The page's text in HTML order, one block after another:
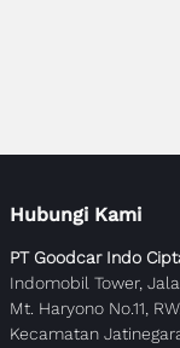
Hubungi Kami
PT Goodcar Indo
Indomobil Tower,
Mt. Haryono No.11,
Kecamatan